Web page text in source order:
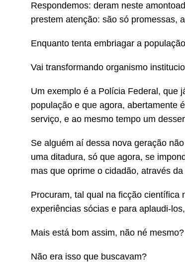
Respondemos: deram neste
prestem atenção: são só promessas,
Enquanto tenta embriagar a
Vai transformando organismo
Um exemplo é a Polícia Federal, que
população e que agora, abertamente
serviço, e ao mesmo tempo um
Se alguém aí dessa nova geração
uma ditadura, só que agora, se
mas que oprime o cidadão, através
Procuram, tal qual na ficção
experiências sócias e para aplaudi-
Mais está bom assim, não né mesmo?
Não era isso que buscavam?